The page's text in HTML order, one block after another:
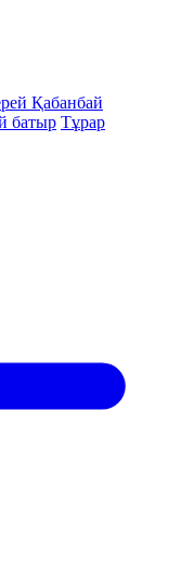
Қабанбай
батыр Тұрар